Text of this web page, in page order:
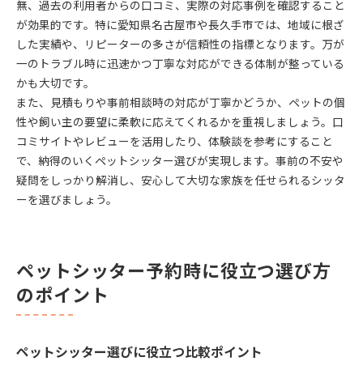
無、過去の利用者からの口コミ、実際の対応事例を確認すること
が効果的です。特に愛知県名古屋市や長久手市では、地域に根ざ
した実績や、リピーターの多さが信頼性の指標となります。万が
一のトラブル時に迅速かつ丁寧な対応ができる体制が整っている
かも大切です。
また、見積もりや事前相談時の対応が丁寧かどうか、ペットの個
性や飼い主の要望に柔軟に応えてくれるかを重視しましょう。口
コミサイトやレビューを活用したり、体験談を参考にすること
で、納得のいくペットシッター選びが実現します。事前の不安や
疑問をしっかり解消し、安心して大切な家族を任せられるシッタ
ーを選びましょう。
ペットシッター予約時に役立つ選び方
のポイント
ペットシッター選びに役立つ比較ポイント